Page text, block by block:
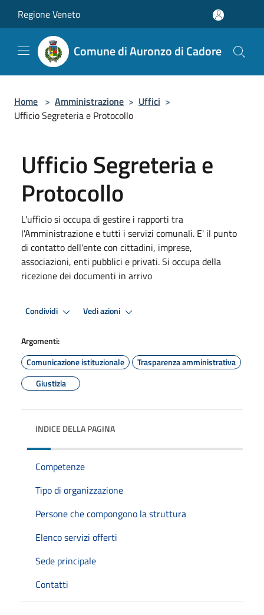
Regione Veneto
Comune di Auronzo di Cadore
Home > Amministrazione > Uffici >
Ufficio Segreteria e Protocollo
Ufficio Segreteria e
Protocollo
L'ufficio si occupa di gestire i rapporti tra
l'Amministrazione e tutti i servizi comunali. E' il punto
di contatto dell'ente con cittadini, imprese,
associazioni, enti pubblici e privati. Si occupa della
ricezione dei documenti in arrivo
Condividi Vedi azioni
Argomenti:
Comunicazione istituzionale
Trasparenza amministrativa
Giustizia
INDICE DELLA PAGINA
Competenze
Tipo di organizzazione
Persone che compongono la struttura
Elenco servizi offerti
Sede principale
Contatti